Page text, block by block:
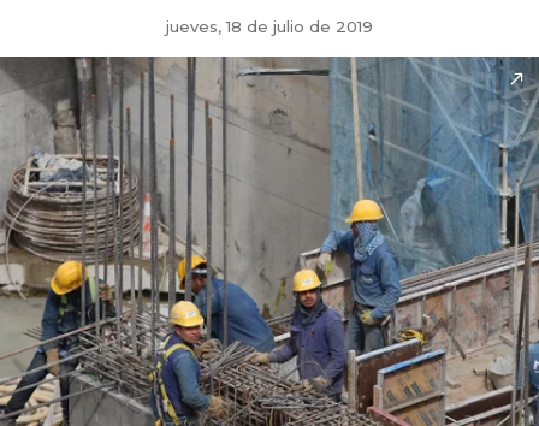
jueves, 18 de julio de 2019